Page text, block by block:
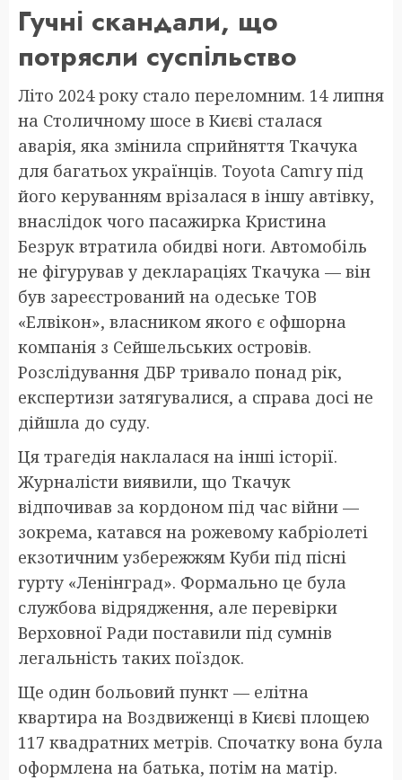
Гучні скандали, що
потрясли суспільство
Літо 2024 року стало переломним. 14 липня
на Столичному шосе в Києві сталася
аварія, яка змінила сприйняття Ткачука
для багатьох українців. Toyota Camry під
його керуванням врізалася в іншу автівку,
внаслідок чого пасажирка Кристина
Безрук втратила обидві ноги. Автомобіль
не фігурував у деклараціях Ткачука — він
був зареєстрований на одеське ТОВ
«Елвікон», власником якого є офшорна
компанія з Сейшельських островів.
Розслідування ДБР тривало понад рік,
експертизи затягувалися, а справа досі не
дійшла до суду.
Ця трагедія наклалася на інші історії.
Журналісти виявили, що Ткачук
відпочивав за кордоном під час війни —
зокрема, катався на рожевому кабріолеті
екзотичним узбережжям Куби під пісні
гурту «Ленінград». Формально це була
службова відрядження, але перевірки
Верховної Ради поставили під сумнів
легальність таких поїздок.
Ще один больовий пункт — елітна
квартира на Воздвиженці в Києві площею
117 квадратних метрів. Спочатку вона була
оформлена на батька, потім на матір.